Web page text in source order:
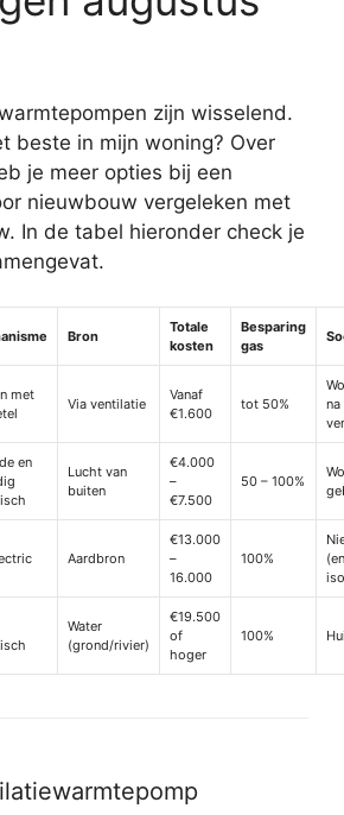
zijn wisselend.
beste in mijn woning? Over
je meer opties bij een
nieuwbouw vergeleken met
In de tabel hieronder check je
Bron
Totale
kosten
Besparing
gas
met
Via ventilatie
Vanaf
€1.600
tot 50%
na
en
Lucht van
buiten
€4.000
–
€7.500
50 – 100%
Aardbron
€13.000
–
16.000
100%
Water
(grond/rivier)
€19.500
of
hoger
100%